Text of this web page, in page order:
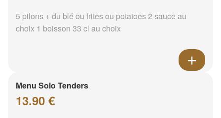
5 pilons + du blé ou frites ou potatoes 2 sauce au
choix 1 boisson 33 cl au choix
Menu Solo Tenders
13.90 €